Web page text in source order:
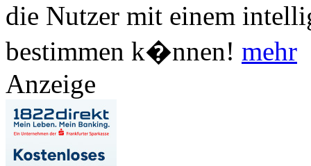
die Nutzer mit einem
bestimmen k�nnen! mehr
Anzeige